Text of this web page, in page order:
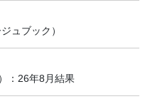
ュブック）
：26年8月結果